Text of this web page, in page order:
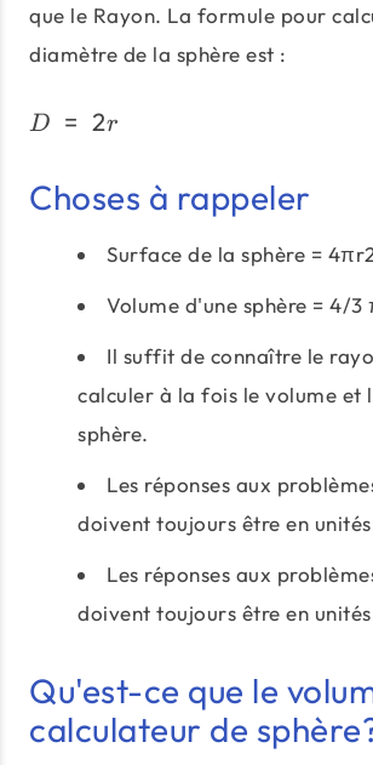
que le Rayon. La formule pour
diamètre de la sphère est :
D = 2r
Choses à rappeler
Surface de la sphère =
Volume d'une sphère = 4/3
Il suffit de connaître le
calculer à la fois le volume et
sphère.
Les réponses aux
doivent toujours être en
Les réponses aux
doivent toujours être en
Qu'est-ce que le
calculateur de